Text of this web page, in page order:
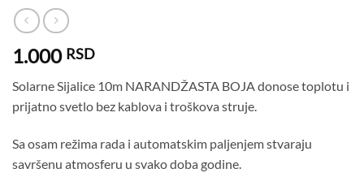
1.000 RSD
Solarne Sijalice 10m NARANDŽASTA BOJA donose toplotu i
prijatno svetlo bez kablova i troškova struje.
Sa osam režima rada i automatskim paljenjem stvaraju
savršenu atmosferu u svako doba godine.